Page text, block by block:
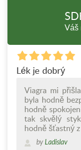
Váš
Lék je dobrý
Viagra mi
byla hodně
hodně
tak skvělý
hodně šťastný
byLadislav